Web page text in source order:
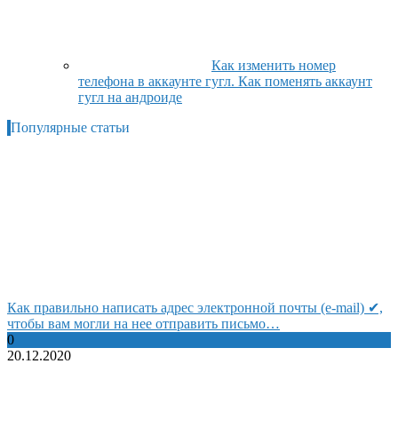
Как изменить номер
телефона в аккаунте гугл. Как поменять аккаунт
гугл на андроиде
Популярные статьи
Как правильно написать адрес электронной почты (e-mail) ✔,
чтобы вам могли на нее отправить письмо…
0
20.12.2020